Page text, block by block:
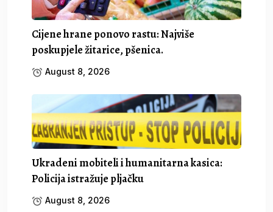
Cijene hrane ponovo rastu: Najviše
poskupjele žitarice, pšenica.
August 8, 2026
Ukradeni mobiteli i humanitarna kasica:
Policija istražuje pljačku
August 8, 2026